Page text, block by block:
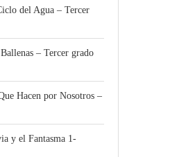
del Agua – Tercer
– Tercer grado
Hacen por Nosotros –
y el Fantasma 1-